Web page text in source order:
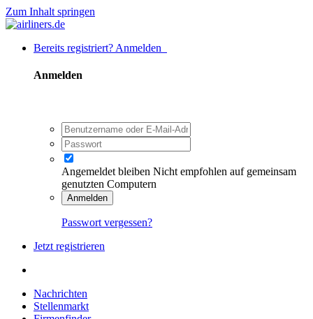
Zum Inhalt springen
Bereits registriert? Anmelden
Anmelden
Angemeldet bleiben Nicht empfohlen auf gemeinsam
genutzten Computern
Anmelden
Passwort vergessen?
Jetzt registrieren
Nachrichten
Stellenmarkt